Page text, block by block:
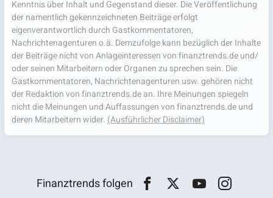
Kenntnis über Inhalt und Gegenstand dieser. Die Veröffentlichung
der namentlich gekennzeichneten Beiträge erfolgt
eigenverantwortlich durch Gastkommentatoren,
Nachrichtenagenturen o.ä. Demzufolge kann bezüglich der Inhalte
der Beiträge nicht von Anlageinteressen von finanztrends.de und/
oder seinen Mitarbeitern oder Organen zu sprechen sein. Die
Gastkommentatoren, Nachrichtenagenturen usw. gehören nicht
der Redaktion von finanztrends.de an. Ihre Meinungen spiegeln
nicht die Meinungen und Auffassungen von finanztrends.de und
deren Mitarbeitern wider. (Ausführlicher Disclaimer)
Finanztrends folgen